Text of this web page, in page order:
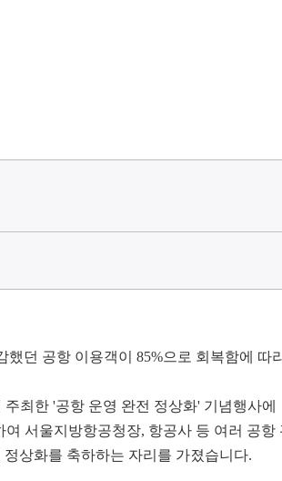
했던 공항 이용객이 85%으로 회복함에 따
주최한 '공항 운영 완전 정상화' 기념행사에
서울지방항공청장, 항공사 등 여러 공항
정상화를 축하하는 자리를 가졌습니다.